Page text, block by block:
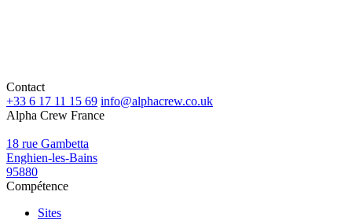
Contact
+33 6 17 11 15 69 info@alphacrew.co.uk
Alpha Crew France
18 rue Gambetta
Enghien-les-Bains
95880
Compétence
Sites